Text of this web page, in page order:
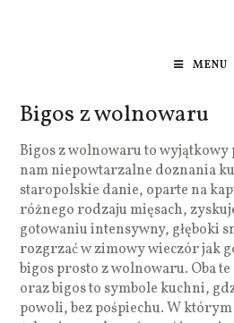
MENU
Bigos z wolnowaru
Bigos z wolnowaru to
nam niepowtarzalne doznania
staropolskie danie, oparte na
różnego rodzaju mięsach,
gotowaniu intensywny, głęboki
rozgrzać w zimowy wieczór jak
bigos prosto z wolnowaru. Oba
oraz bigos to symbole kuchni,
powoli, bez pośpiechu. W